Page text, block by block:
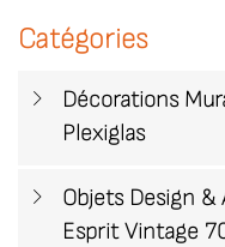
Catégories
Décorations
Plexiglas
Objets Design
Esprit Vintage